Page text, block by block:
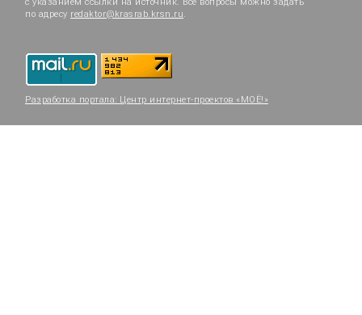
с указанием ссылки на источник. Все вопросы можно задать
по адресу redaktor@krasrab.krsn.ru.
Разработка портала: Центр интернет-проектов «МОЁ!»